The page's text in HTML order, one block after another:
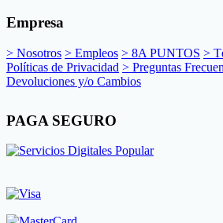
Empresa
> Nosotros > Empleos > 8A PUNTOS >
Políticas de Privacidad > Preguntas
Devoluciones y/o Cambios
PAGA SEGURO